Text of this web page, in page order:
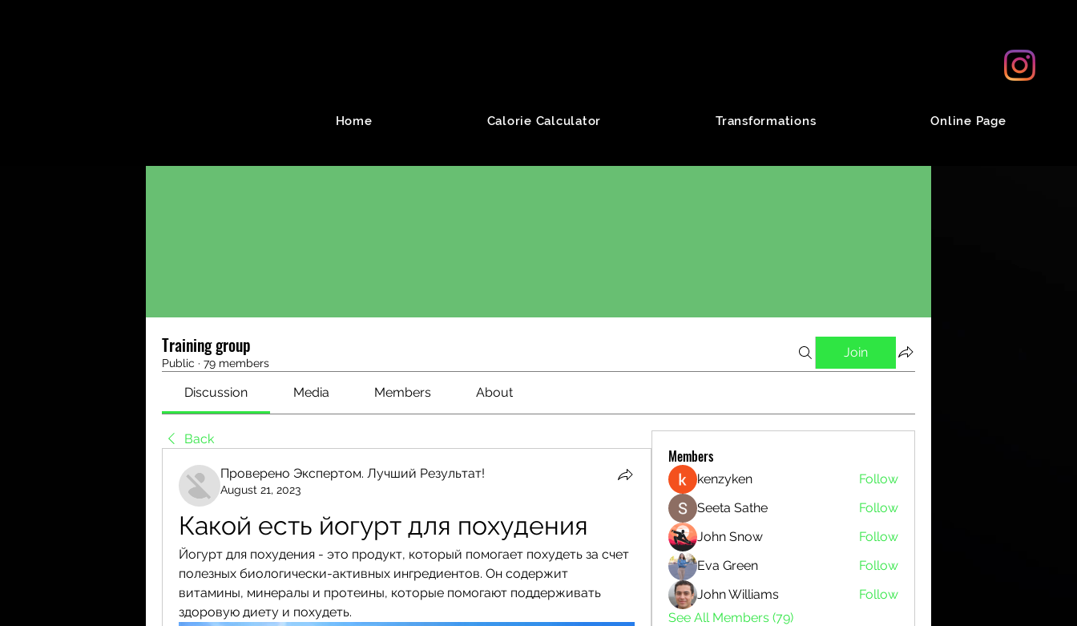
Home Calorie Calculator Transformations Online Page
Training group
Public · 79 members
Join
Discussion Media Members About
Back
Проверено Экспертом. Лучший Результат!
August 21, 2023
Какой есть йогурт для похудения
Йогурт для похудения - это продукт, который помогает похудеть за счет
полезных биологически-активных ингредиентов. Он содержит
витамины, минералы и протеины, которые помогают поддерживать
здоровую диету и похудеть.
Members
kenzyken
Follow
Seeta Sathe
Follow
John Snow
Follow
Eva Green
Follow
John Williams
Follow
See All Members (79)